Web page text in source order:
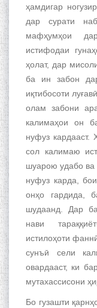
ҳамдигар
дар сурати
мафҳумҳои
истифодаи
ҳолат, дар
ба ин забон
иқтибосоти
олам забони
калимаҳои он
нуфуз
сол калимаю
шуарою удабо
нуфуз карда,
онҳо гардида,
шудаанд. Дар
нави
истилоҳоти
сунъӣ сели
овардааст, ки
мутахассисони
Бо гузашти